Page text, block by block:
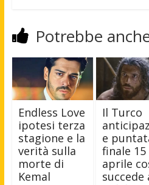
Potrebbe
Endless Love
ipotesi terza
stagione e la
verità sulla
morte di
Kemal
Il Turco
e
finale 15
aprile
succede